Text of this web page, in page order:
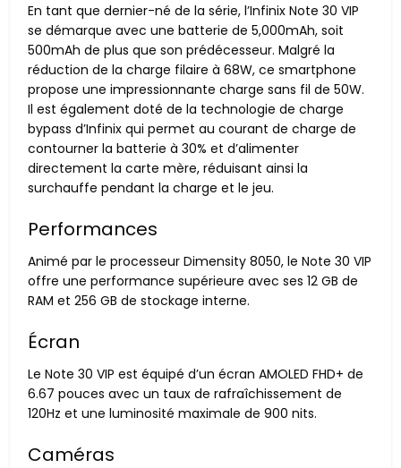
En tant que dernier-né de la série, l’Infinix Note 30 VIP
se démarque avec une batterie de 5,000mAh, soit
500mAh de plus que son prédécesseur. Malgré la
réduction de la charge filaire à 68W, ce smartphone
propose une impressionnante charge sans fil de 50W.
Il est également doté de la technologie de charge
bypass d’Infinix qui permet au courant de charge de
contourner la batterie à 30% et d’alimenter
directement la carte mère, réduisant ainsi la
surchauffe pendant la charge et le jeu.
Performances
Animé par le processeur Dimensity 8050, le Note 30 VIP
offre une performance supérieure avec ses 12 GB de
RAM et 256 GB de stockage interne.
Écran
Le Note 30 VIP est équipé d’un écran AMOLED FHD+ de
6.67 pouces avec un taux de rafraîchissement de
120Hz et une luminosité maximale de 900 nits.
Caméras